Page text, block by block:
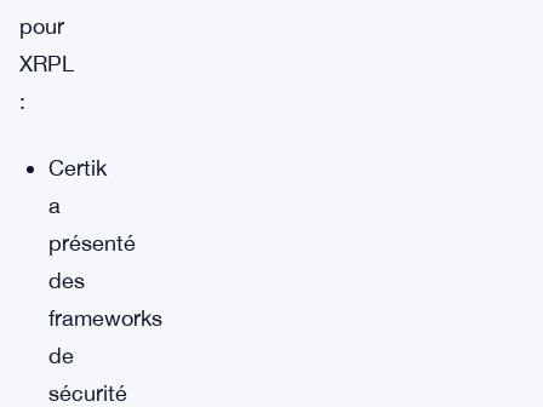
pour
XRPL
:
Certik
a
présenté
des
frameworks
de
sécurité